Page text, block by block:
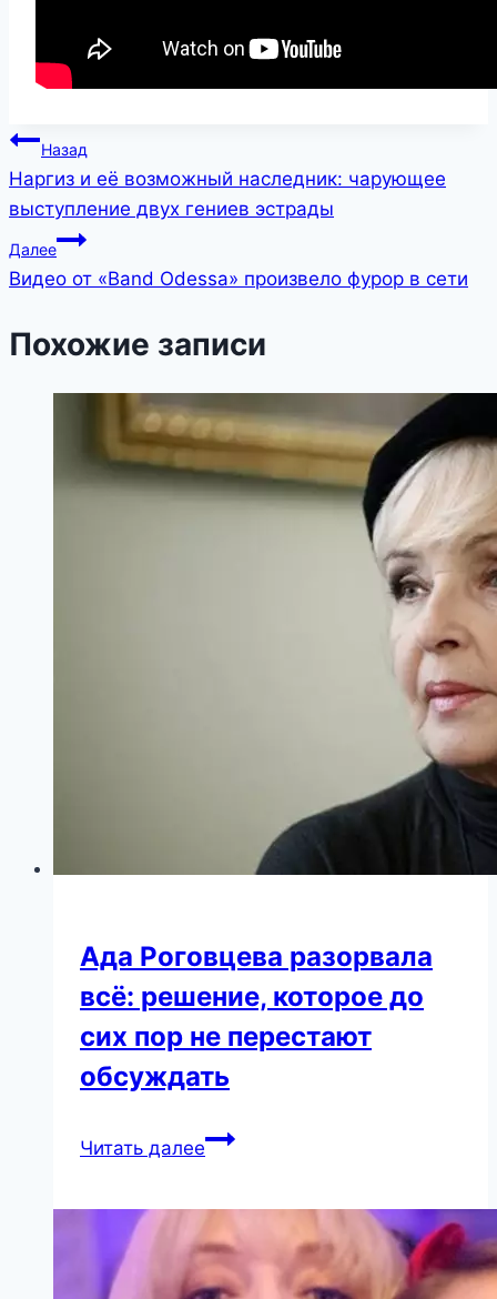
Навигация
по
записям
Назад
Наргиз и её возможный наследник: чарующее
выступление двух гениев эстрады
Далее
Видео от «Band Odessa» произвело фурор в сети
Похожие записи
Ада Роговцева разорвала
всё: решение, которое до
сих пор не перестают
обсуждать
Читать далееАда
решение,
которое